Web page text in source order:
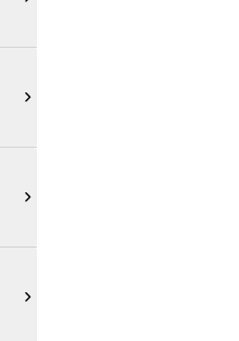


